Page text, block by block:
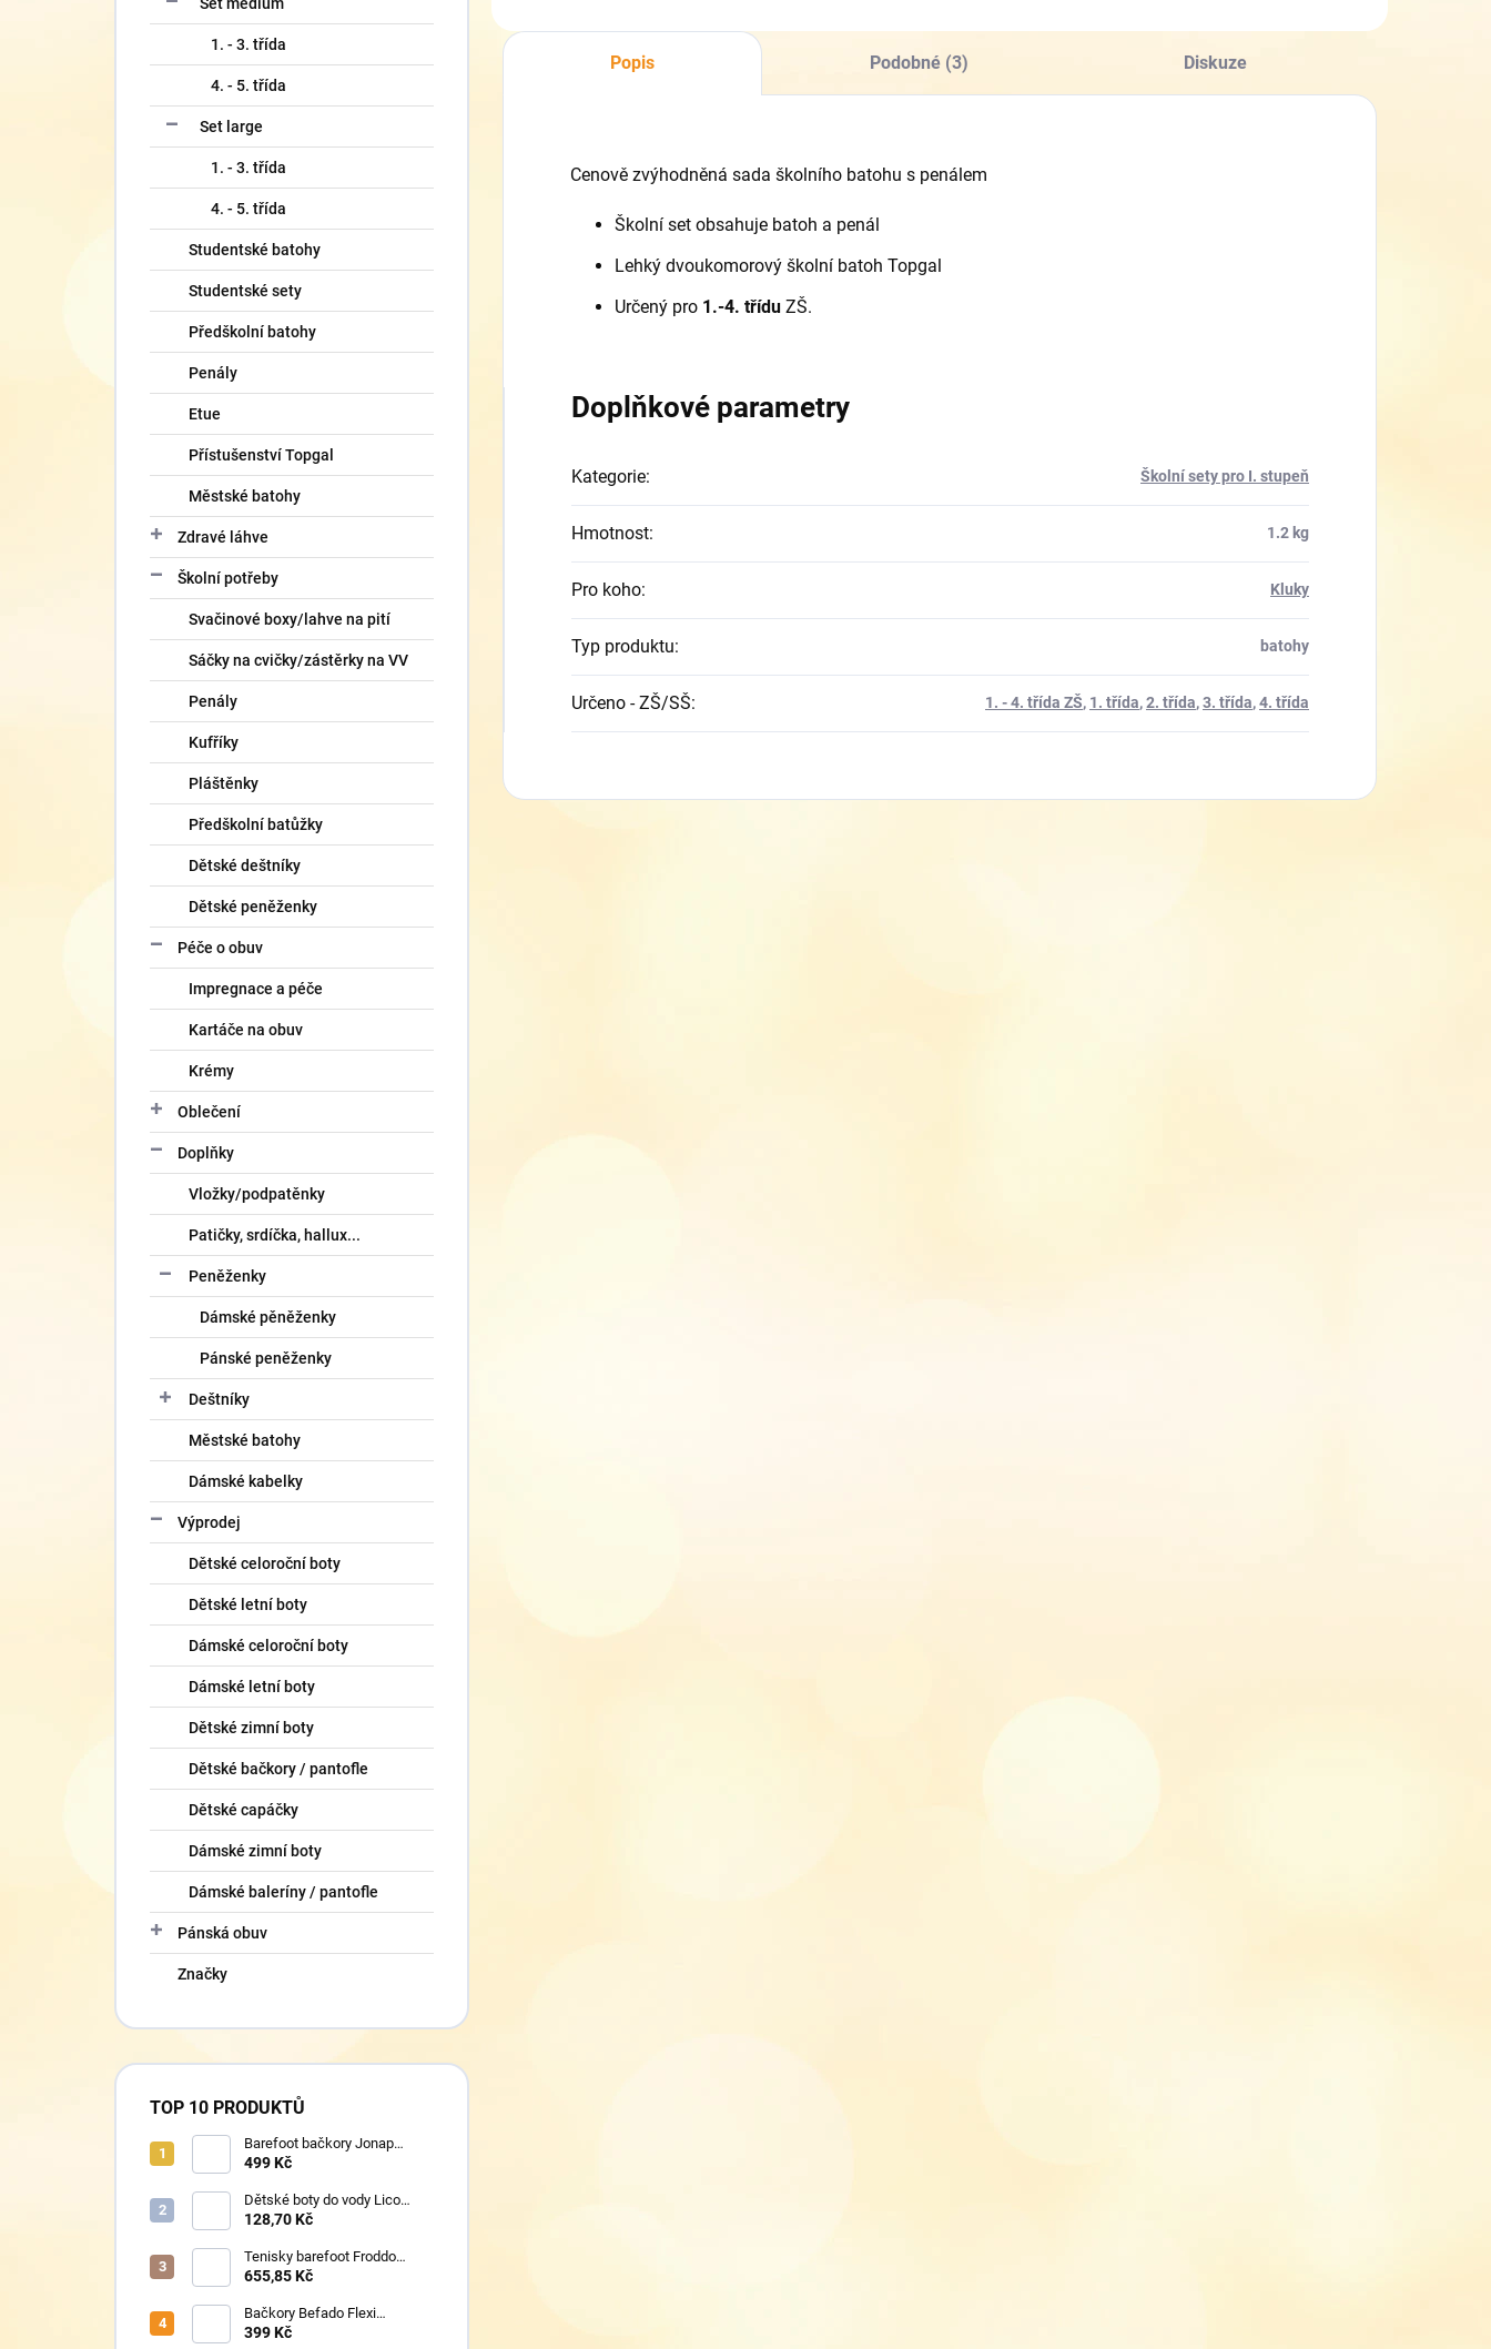
1. - 3. třída
4. - 5. třída
Set large
1. - 3. třída
4. - 5. třída
Studentské batohy
Studentské sety
Předškolní batohy
Penály
Etue
Přístušenství Topgal
Městské batohy
Zdravé láhve
Školní potřeby
Svačinové boxy/lahve na pití
Sáčky na cvičky/zástěrky na VV
Penály
Kufříky
Pláštěnky
Předškolní batůžky
Dětské deštníky
Dětské peněženky
Péče o obuv
Impregnace a péče
Kartáče na obuv
Krémy
Oblečení
Doplňky
Vložky/podpatěnky
Patičky, srdíčka, hallux...
Peněženky
Dámské pěněženky
Pánské peněženky
Deštníky
Městské batohy
Dámské kabelky
Výprodej
Dětské celoroční boty
Dětské letní boty
Dámské celoroční boty
Dámské letní boty
Dětské zimní boty
Dětské bačkory / pantofle
Dětské capáčky
Dámské zimní boty
Dámské baleríny / pantofle
Pánská obuv
Značky
TOP 10 PRODUKTŮ
Barefoot bačkory Jonap
Home New fialová kočička
499 Kč
Dětské boty do vody Lico
430124 růžové
128,70 Kč
Tenisky barefoot Froddo
G1700440-17 Mint
655,85 Kč
Bačkory Befado Flexi
627P023
399 Kč
Popis Podobné (3) Diskuze
Cenově zvýhodněná sada školního batohu s penálem
Školní set obsahuje batoh a penál
Lehký dvoukomorový školní batoh Topgal
Určený pro 1.-4. třídu ZŠ.
Doplňkové parametry
Kategorie: Školní sety pro I. stupeň
Hmotnost: 1.2 kg
Pro koho: Kluky
Typ produktu: batohy
Určeno - ZŠ/SŠ: 1. - 4. třída ZŠ, 1. třída,2. třída,3. třída,4. třída